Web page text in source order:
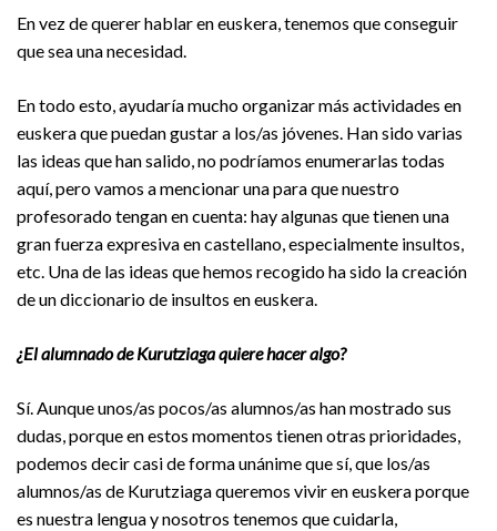
En vez de querer hablar en euskera, tenemos que conseguir
que sea una necesidad.
En todo esto, ayudaría mucho organizar más actividades en
euskera que puedan gustar a los/as jóvenes. Han sido varias
las ideas que han salido, no podríamos enumerarlas todas
aquí, pero vamos a mencionar una para que nuestro
profesorado tengan en cuenta: hay algunas que tienen una
gran fuerza expresiva en castellano, especialmente insultos,
etc. Una de las ideas que hemos recogido ha sido la creación
de un diccionario de insultos en euskera.
¿El alumnado de Kurutziaga quiere hacer algo?
Sí. Aunque unos/as pocos/as alumnos/as han mostrado sus
dudas, porque en estos momentos tienen otras prioridades,
podemos decir casi de forma unánime que sí, que los/as
alumnos/as de Kurutziaga queremos vivir en euskera porque
es nuestra lengua y nosotros tenemos que cuidarla,